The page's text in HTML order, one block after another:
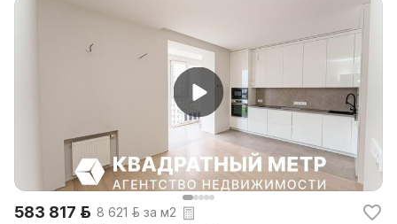
583 817 р. 8 621 р. за м2